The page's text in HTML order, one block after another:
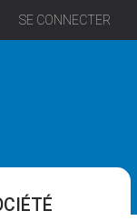
SE CONNECTER